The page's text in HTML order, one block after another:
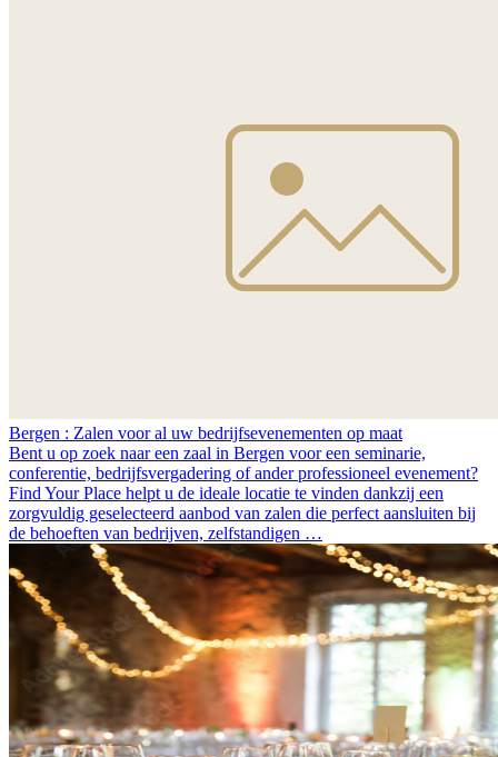
Bergen : Zalen voor al uw bedrijfsevenementen op maat
Bent u op zoek naar een zaal in Bergen voor een seminarie,
conferentie, bedrijfsvergadering of ander professioneel evenement?
Find Your Place helpt u de ideale locatie te vinden dankzij een
zorgvuldig geselecteerd aanbod van zalen die perfect aansluiten bij
de behoeften van bedrijven, zelfstandigen …